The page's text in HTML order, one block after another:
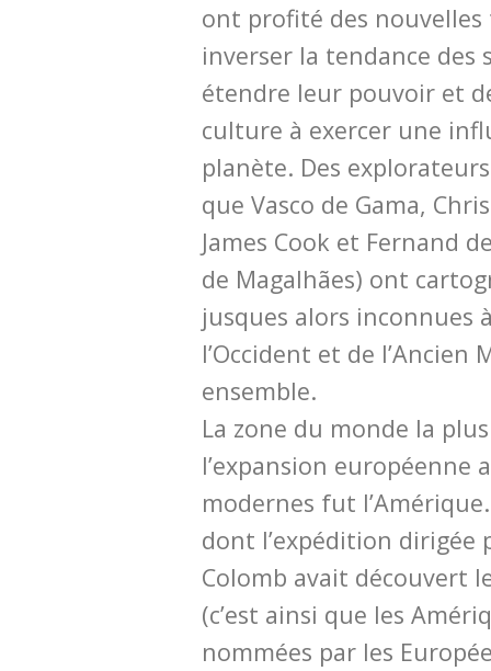
ont profité des
inverser la tendance des
étendre leur pouvoir et
culture à exercer une
planète. Des
que Vasco de Gama,
James Cook et Fernand
de Magalhães) ont
jusques alors inconnues
l’Occident et de l’Ancien
ensemble.
La zone du monde la
l’expansion européenne
modernes fut
dont l’expédition dirigée
Colomb avait découvert
(c’est ainsi que les
nommées par les